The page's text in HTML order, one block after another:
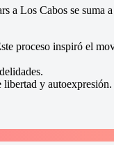
a Los Cabos se suma a
proceso inspiró el
libertad y autoexpresión.